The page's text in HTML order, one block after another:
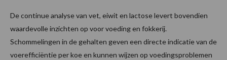
De continue analyse van vet, eiwit en lactose levert bovendien
waardevolle inzichten op voor voeding en fokkerij.
Schommelingen in de gehalten geven een directe indicatie van de
voerefficiëntie per koe en kunnen wijzen op voedingsproblemen